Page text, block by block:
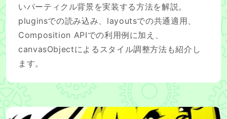
いパーティクル背景を実装する方法を解説。
pluginsでの読み込み、layoutsでの共通適用、
Composition APIでの利用例に加え、
canvasObjectによるスタイル調整方法も紹介し
ます。
Hadoopゾウさんについて本気出して考えてみた